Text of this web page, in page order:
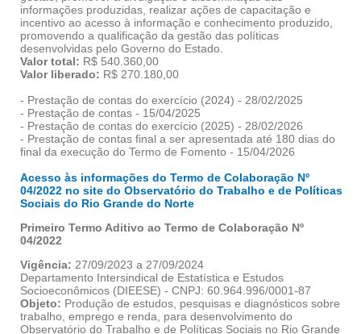
informações produzidas, realizar ações de capacitação e
incentivo ao acesso à informação e conhecimento produzido,
promovendo a qualificação da gestão das políticas
desenvolvidas pelo Governo do Estado.
Valor total: R$ 540.360,00
Valor liberado: R$ 270.180,00
- Prestação de contas do exercício (2024) - 28/02/2025
- Prestação de contas - 15/04/2025
- Prestação de contas do exercício (2025) - 28/02/2026
- Prestação de contas final a ser apresentada até 180 dias do
final da execução do Termo de Fomento - 15/04/2026
Acesso às informações do Termo de Colaboração Nº
04/2022 no site do Observatório do Trabalho e de Políticas
Sociais do Rio Grande do Norte
Primeiro Termo Aditivo ao Termo de Colaboração Nº
04/2022
Vigência: 27/09/2023 a 27/09/2024
Departamento Intersindical de Estatística e Estudos
Socioeconômicos (DIEESE) - CNPJ: 60.964.996/0001-87
Objeto: Produção de estudos, pesquisas e diagnósticos sobre
trabalho, emprego e renda, para desenvolvimento do
Observatório do Trabalho e de Políticas Sociais no Rio Grande